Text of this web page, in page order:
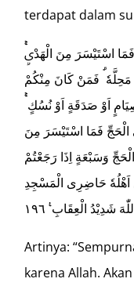
terdapat dalam
اسْتَيْسَرَ مِنَ الْهَدْيِۚ
مَحِلَّهٗ ۗ فَمَنْ كَانَ مِنْكُمْ
اَوْ صَدَقَةٍ اَوْ نُسُكٍ
الْحَجِّ فَمَا اسْتَيْسَرَ مِنَ
وَسَبْعَةٍ اِذَا رَجَعْتُمْ
اَهْلُهٗ حَاضِرِى الْمَسْجِدِ
شَدِيْدُ الْعِقَابِ ࣖ ١٩٦
Artinya:
karena Allah.